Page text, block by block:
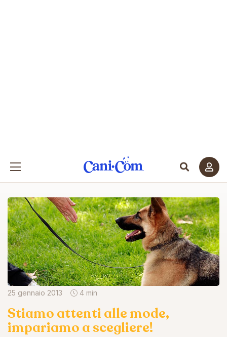
25 gennaio 2013 4 min
Stiamo attenti alle mode,
impariamo a scegliere!